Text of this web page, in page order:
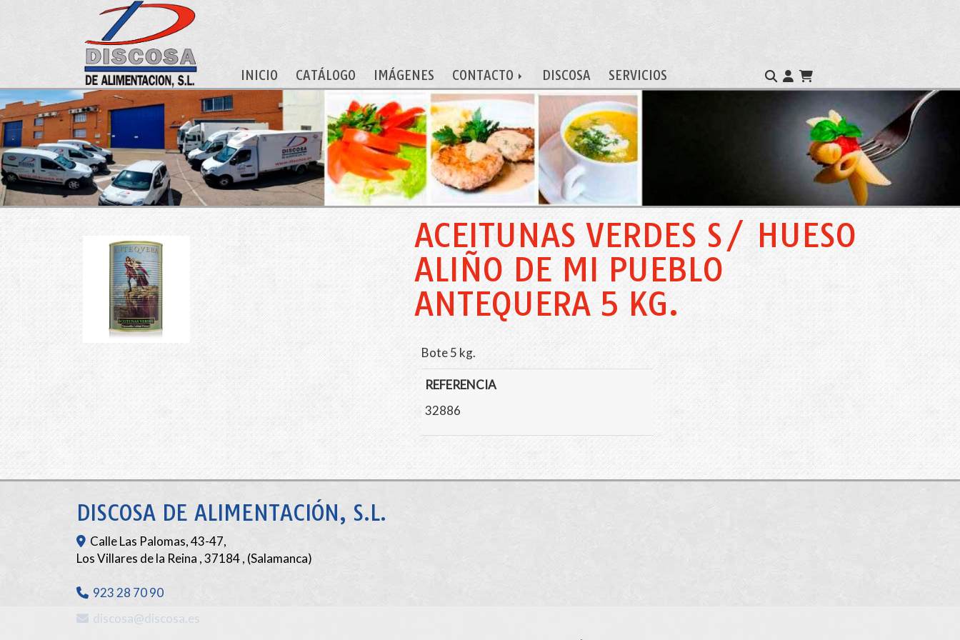
INICIO CATÁLOGO IMÁGENES CONTACTO DISCOSA SERVICIOS
ACEITUNAS VERDES S/ HUESO
ALIÑO DE MI PUEBLO
ANTEQUERA 5 KG.
Bote 5 kg.
REFERENCIA
32886
DISCOSA DE ALIMENTACIÓN, S.L.
Calle Las Palomas, 43-47,
Los Villares de la Reina ,37184, (Salamanca)
923 28 70 90
discosa
discosa.es